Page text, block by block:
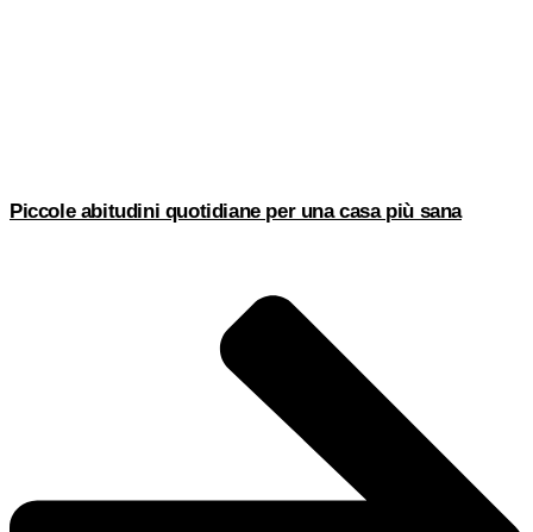
Piccole abitudini quotidiane per una casa più sana